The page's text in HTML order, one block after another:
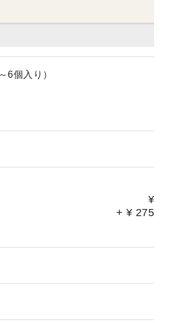
個入り）
¥
+ ¥ 275